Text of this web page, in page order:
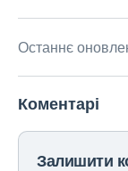
Останнє
Коментарі
Залишити